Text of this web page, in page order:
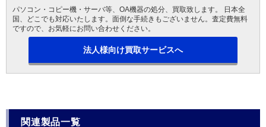
パソコン・コピー機・サーバ等、OA機器の処分、買取致します。 日本全
国、どこでも対応いたします。面倒な手続きもございません。査定費無料
ですので、お気軽にお問い合わせください。
法人様向け買取サービスへ
関連製品一覧